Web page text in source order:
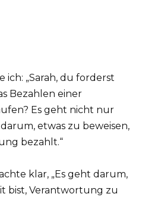
„Sarah, du forderst
Bezahlen einer
Es geht nicht nur
etwas zu beweisen,
bezahlt.“
klar, „Es geht darum,
bist, Verantwortung zu